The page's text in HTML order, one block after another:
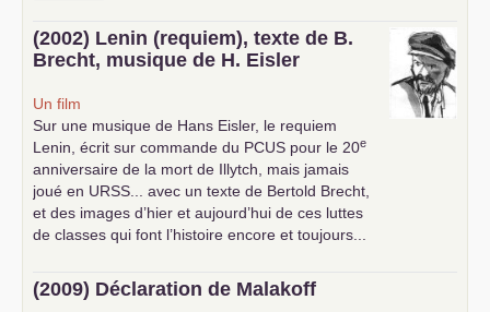
(2002) Lenin (requiem), texte de B.
Brecht, musique de H. Eisler
Un film
Sur une musique de Hans Eisler, le requiem
Lenin, écrit sur commande du PCUS pour le 20e
anniversaire de la mort de Illytch, mais jamais
joué en URSS... avec un texte de Bertold Brecht,
et des images d’hier et aujourd’hui de ces luttes
de classes qui font l’histoire encore et toujours...
(2009) Déclaration de Malakoff